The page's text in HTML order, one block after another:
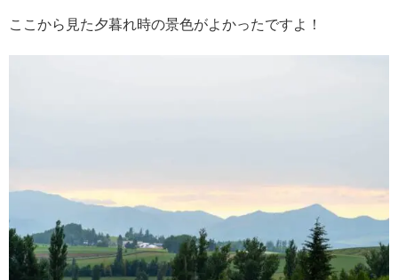
ここから見た夕暮れ時の景色がよかったですよ！